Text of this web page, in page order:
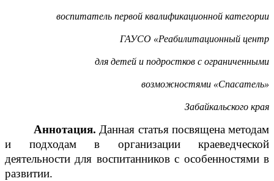
воспитатель первой квалификационной категории
ГАУСО «Реабилитационный центр
для детей и подростков с ограниченными
возможностями «Спасатель»
Забайкальского края
Аннотация. Данная статья посвящена методам
и подходам в организации краеведческой
деятельности для воспитанников с особенностями в
развитии.